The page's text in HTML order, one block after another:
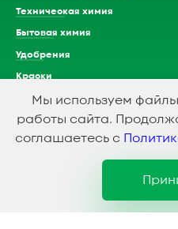
Техническая химия
Бытовая химия
Удобрения
Краски
Растворители
Кислоты
1994-2023 ©
Создание и
Мы используем
работы сайта.
соглашаетесь с